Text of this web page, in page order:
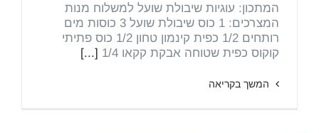
המתכון: עוגיות שיבולת שועל למשלוח מנות
המצרכים: 1 כוס שיבולת שועל 3 כוסות מים
רותחים 1/2 כפית קינמון טחון 1/2 כוס פתיתי
קוקוס כפית שטוחה אבקת קקאו 1/4
[...]
המשך בקריאה